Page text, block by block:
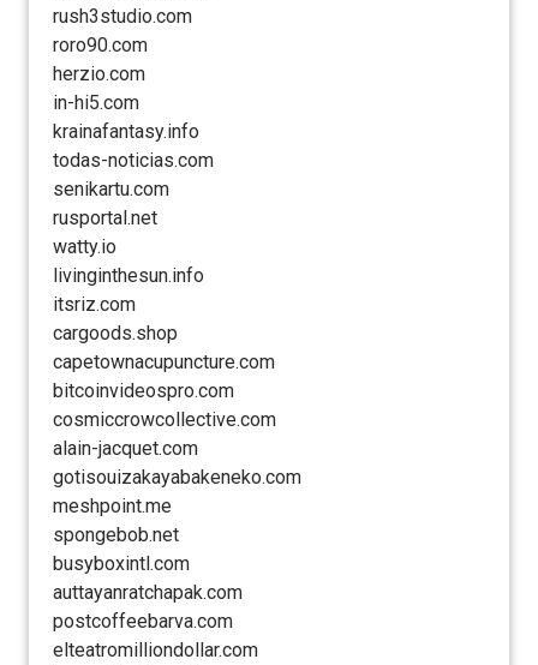
rush3studio.com
roro90.com
herzio.com
in-hi5.com
krainafantasy.info
todas-noticias.com
senikartu.com
rusportal.net
watty.io
livinginthesun.info
itsriz.com
cargoods.shop
capetownacupuncture.com
bitcoinvideospro.com
cosmiccrowcollective.com
alain-jacquet.com
gotisouizakayabakeneko.com
meshpoint.me
spongebob.net
busyboxintl.com
auttayanratchapak.com
postcoffeebarva.com
elteatromilliondollar.com